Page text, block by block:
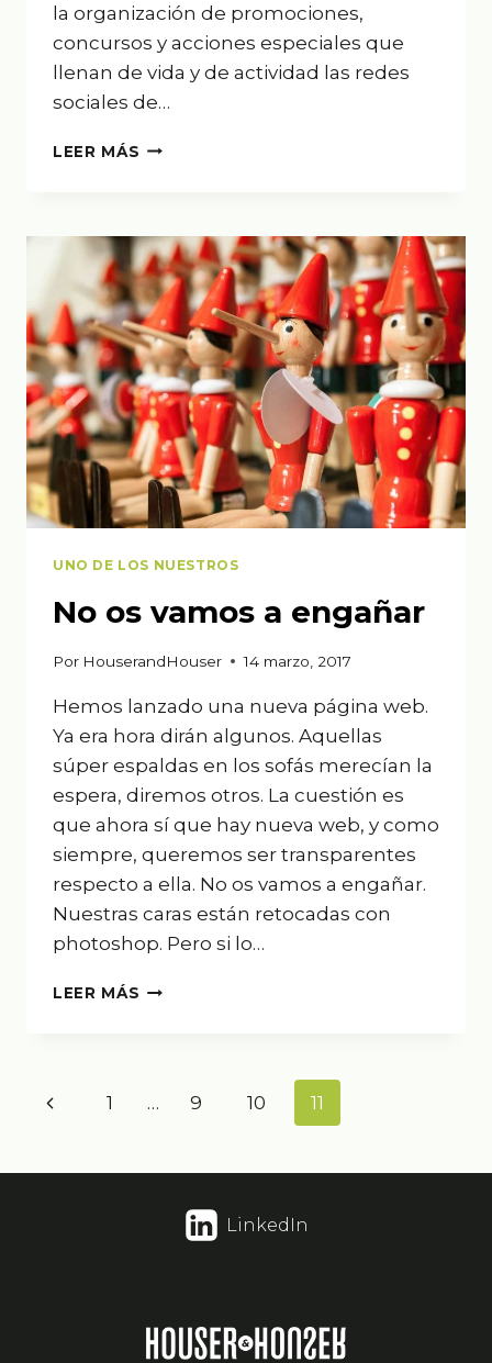
la organización de promociones,
concursos y acciones especiales que
llenan de vida y de actividad las redes
sociales de…
LEER MÁS CONCURSO
COMPO
UNO DE LOS NUESTROS
No os vamos a engañar
Por HouserandHouser 14 marzo, 2017
Hemos lanzado una nueva página web.
Ya era hora dirán algunos. Aquellas
súper espaldas en los sofás merecían la
espera, diremos otros. La cuestión es
que ahora sí que hay nueva web, y como
siempre, queremos ser transparentes
respecto a ella. No os vamos a engañar.
Nuestras caras están retocadas con
photoshop. Pero si lo…
LEER MÁS NO
Navegación
Página 1 … 9 10 11
LinkedIn